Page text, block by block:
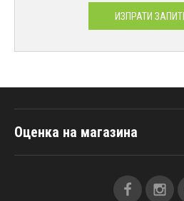
ИЗПРАТИ
Оценка на магазина